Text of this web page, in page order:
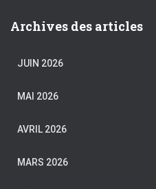
Archives des articles
JUIN 2026
MAI 2026
AVRIL 2026
MARS 2026